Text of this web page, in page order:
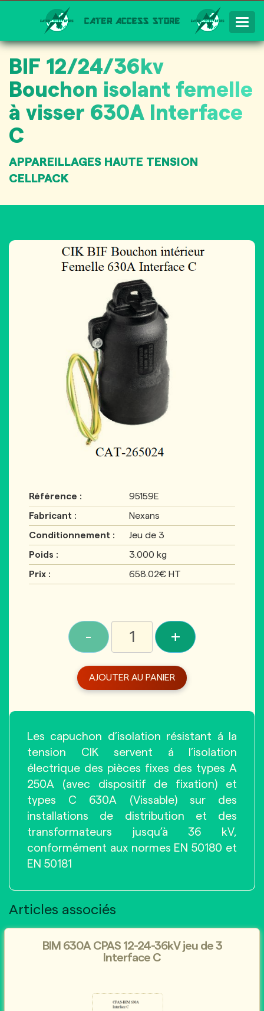
BIF 12/24/36kv
Bouchon isolant femelle
à visser 630A Interface
C
APPAREILLAGES HAUTE TENSION
CELLPACK
Référence : 95159E
Fabricant : Nexans
Conditionnement : Jeu de 3
Poids : 3.000 kg
Prix : 658.02€ HT
- +
AJOUTER AU PANIER
Les capuchon d’isolation résistant á la
tension CIK servent á l’isolation
électrique des pièces fixes des types A
250A (avec dispositif de fixation) et
types C 630A (Vissable) sur des
installations de distribution et des
transformateurs jusqu’à 36 kV,
conformément aux normes EN 50180 et
EN 50181
Articles associés
BIM 630A CPAS 12-24-36kV jeu de 3
Interface C